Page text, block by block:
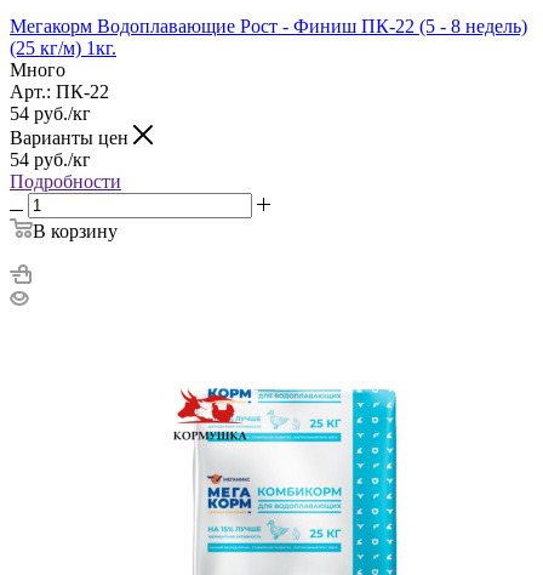
Мегакорм Водоплавающие Рост - Финиш ПК-22 (5 - 8 недель)
(25 кг/м) 1кг.
Много
Арт.: ПК-22
54 руб./кг
Варианты цен
54 руб./кг
Подробности
В корзину